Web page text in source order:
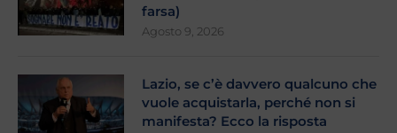
farsa)
Agosto 9, 2026
Lazio, se c’è davvero qualcuno che
vuole acquistarla, perché non si
manifesta? Ecco la risposta